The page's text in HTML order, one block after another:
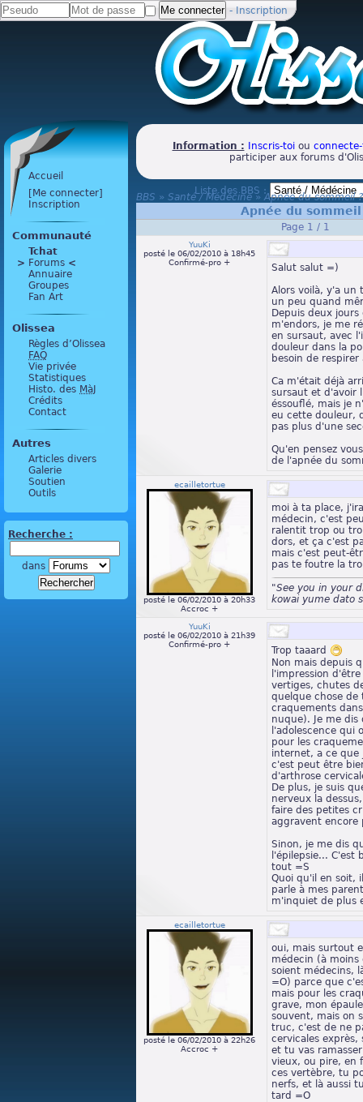
- Inscription
Accueil
[Me connecter]
Inscription
Communauté
Tchat
> Forums <
Annuaire
Groupes
Fan Art
Olissea
Règles d’Olissea
FAQ
Vie privée
Statistiques
Histo. des MàJ
Crédits
Contact
Autres
Articles divers
Galerie
Soutien
Outils
Recherche :
dans
Information : Inscris-toiou
participer aux forums
Liste des BBS :
BBS » Santé / Médécine » Apnée du sommeil ?
Apnée du sommeil
Page 1 / 1
YuuKi
posté le 06/02/2010 à 18h45
Confirmé-pro +
Salut salut =)
Alors voilà, y'a
un peu quand
Depuis deux jours
m'endors, je me
en sursaut, avec
douleur dans la
besoin de
Ca m'était déjà
sursaut et d'avoir
éssouflé, mais je
eu cette douleur,
pas plus d'une
Qu'en pensez
de l'apnée du
ecailletortue
posté le 06/02/2010 à 20h33
Accroc +
moi à ta place,
médecin, c'est
ralentit trop ou
dors, et ça c'est
mais c'est peut-
pas te foutre la
"See you in your
kowai yume dato
YuuKi
posté le 06/02/2010 à 21h39
Confirmé-pro +
Trop taaard
Non mais depuis
l'impression
vertiges, chutes
quelque chose de
craquements
nuque). Je me
l'adolescence
pour les
internet, a ce que
c'est peut être
d'arthrose
De plus, je suis
nerveux la
faire des petites
aggravent encore
Sinon, je me dis
l'épilepsie... C'est
tout =S
Quoi qu'il en soit,
parle à mes
m'inquiet de plus
ecailletortue
posté le 06/02/2010 à 22h26
Accroc +
oui, mais surtout
médecin (à
soient médecins,
=O) parce que
mais pour les
grave, mon
souvent, mais on
truc, c'est de ne
cervicales exprès,
et tu vas
vieux, ou pire, en
ces vertèbre, tu
nerfs, et là aussi
tard =O